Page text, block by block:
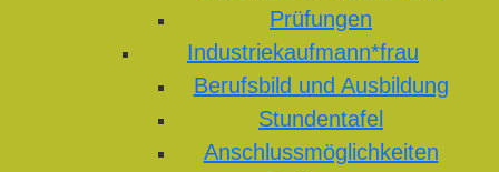
Prüfungen
Industriekaufmann*frau
Berufsbild und Ausbildung
Stundentafel
Anschlussmöglichkeiten